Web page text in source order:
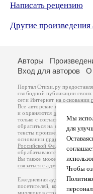
Написать рецензию
Другие
Мы
для
Чтобы
Авторы
Вход для авторов
О
Портал Стихи.ру
свободной публикации
сети Интернет на основании
Все авторские права на
и охраняются законом
.
только с согласия его
обратиться на его авторской
тексты произведений авторы
основанииправил
Российской Федерации
обрабатываются на
Вы также можете
связаться с администрацией
Ежедневная аудитория
посетителей, которые в
миллионов страниц по